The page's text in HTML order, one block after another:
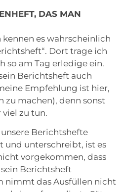
DAS MAN
es wahrscheinlich
Dort trage ich
so am Tag erledige ein.
Berichtsheft auch
Empfehlung ist hier,
machen), denn sonst
viel zu tun.
Berichtshefte
und unterschreibt, ist es
vorgekommen, dass
Berichtsheft
nimmt das Ausfüllen nicht